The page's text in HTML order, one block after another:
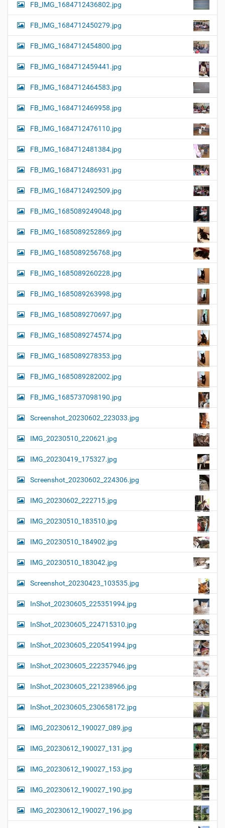
FB_IMG_1684712436802.jpg
FB_IMG_1684712450279.jpg
FB_IMG_1684712454800.jpg
FB_IMG_1684712459441.jpg
FB_IMG_1684712464583.jpg
FB_IMG_1684712469958.jpg
FB_IMG_1684712476110.jpg
FB_IMG_1684712481384.jpg
FB_IMG_1684712486931.jpg
FB_IMG_1684712492509.jpg
FB_IMG_1685089249048.jpg
FB_IMG_1685089252869.jpg
FB_IMG_1685089256768.jpg
FB_IMG_1685089260228.jpg
FB_IMG_1685089263998.jpg
FB_IMG_1685089270697.jpg
FB_IMG_1685089274574.jpg
FB_IMG_1685089278353.jpg
FB_IMG_1685089282002.jpg
FB_IMG_1685737098190.jpg
Screenshot_20230602_223033.jpg
IMG_20230510_220621.jpg
IMG_20230419_175327.jpg
Screenshot_20230602_224306.jpg
IMG_20230602_222715.jpg
IMG_20230510_183510.jpg
IMG_20230510_184902.jpg
IMG_20230510_183042.jpg
Screenshot_20230423_103535.jpg
InShot_20230605_225351994.jpg
InShot_20230605_224715310.jpg
InShot_20230605_220541994.jpg
InShot_20230605_222357946.jpg
InShot_20230605_221238966.jpg
InShot_20230605_230658172.jpg
IMG_20230612_190027_089.jpg
IMG_20230612_190027_131.jpg
IMG_20230612_190027_153.jpg
IMG_20230612_190027_190.jpg
IMG_20230612_190027_196.jpg